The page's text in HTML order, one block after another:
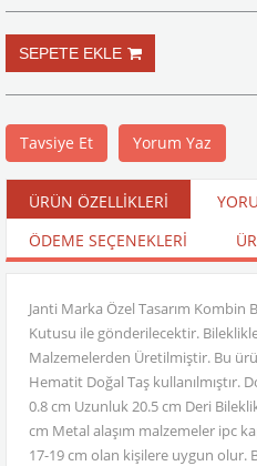
Tavsiye Et Yorum Yaz
ÜRÜN ÖZELLIKLERI
ÖDEME SEÇENEKLERI
Janti Marka Özel Tasarım Kombin
Kutusu ile gönderilecektir.
Malzemelerden Üretilmiştir. Bu
Hematit Doğal Taş kullanılmıştır.
0.8 cm Uzunluk 20.5 cm Deri
cm Metal alaşım malzemeler ipc
17-19 cm olan kişilere uygun olur.